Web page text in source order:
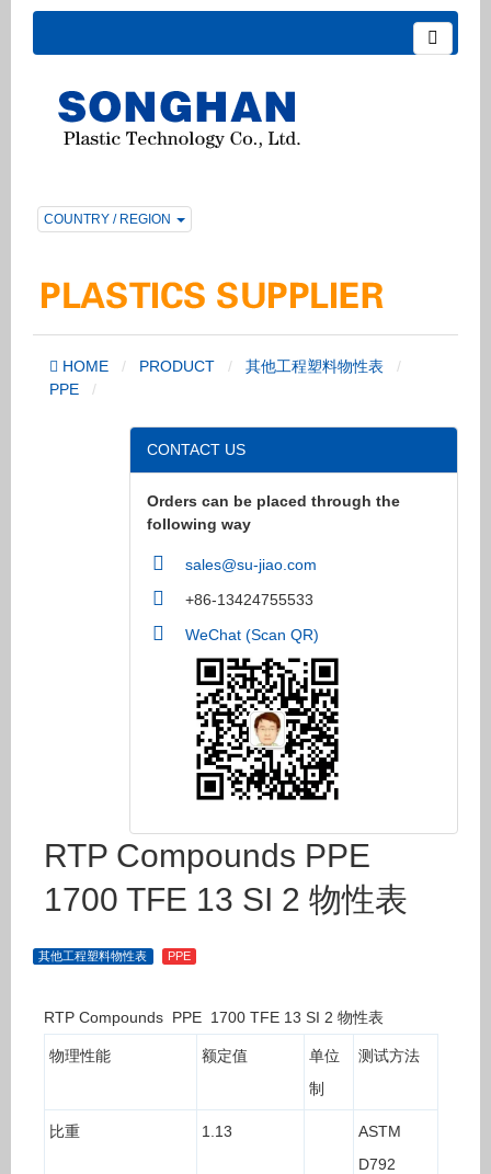
COUNTRY / REGION
HOME PRODUCT
其他工程塑料物性表
PPE
CONTACT US
Orders can be placed through the
following way
sales@su-jiao.com
+86-13424755533
WeChat (Scan QR)
RTP Compounds PPE
1700 TFE 13 SI 2 物性表
其他工程塑料物性表 PPE
RTP Compounds PPE 1700 TFE 13 SI 2 物性表
物理性能 额定值
单位
制
测试方法
比重 1.13
ASTM
D792